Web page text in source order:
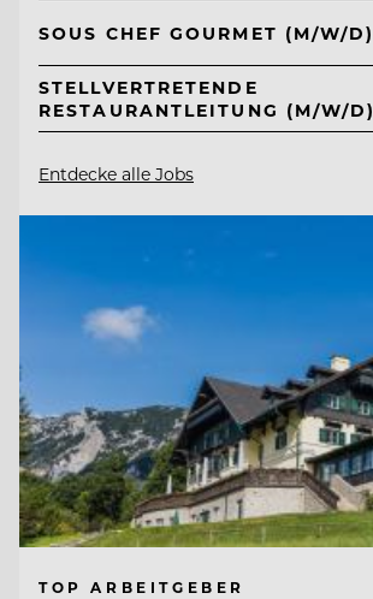
SOUS CHEF GOURMET (M/W/D)
STELLVERTRETENDE
RESTAURANTLEITUNG (M/W/D)
Entdecke alle Jobs
TOP ARBEITGEBER